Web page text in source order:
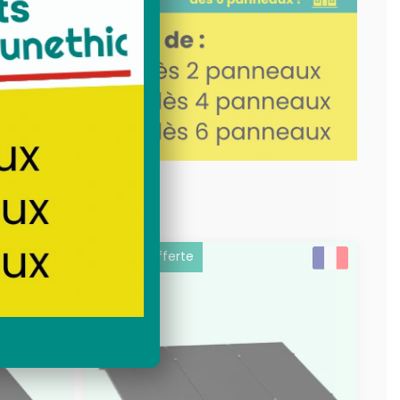
kit de fixation panneau
solaire toit
Livraison offerte